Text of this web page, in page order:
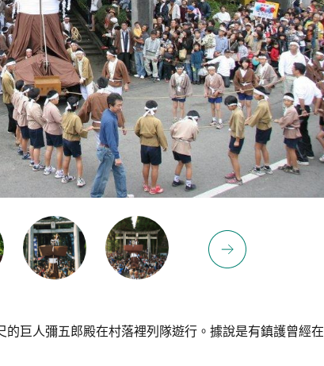
巨人彌五郎殿在村落裡列隊遊行。據說是有鎮護曾經在